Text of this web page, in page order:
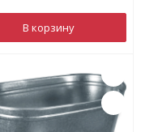
В корзину